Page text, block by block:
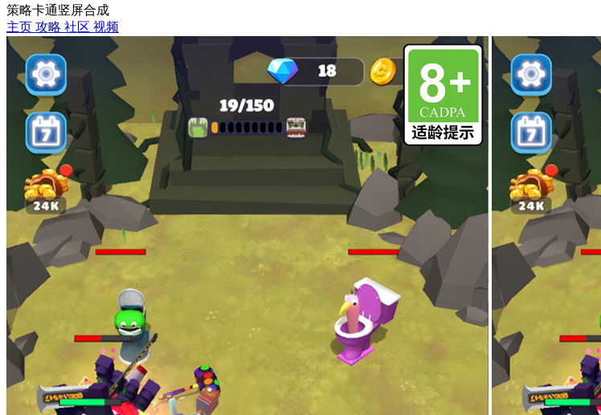
策略卡通竖屏合成
主页 攻略 社区 视频